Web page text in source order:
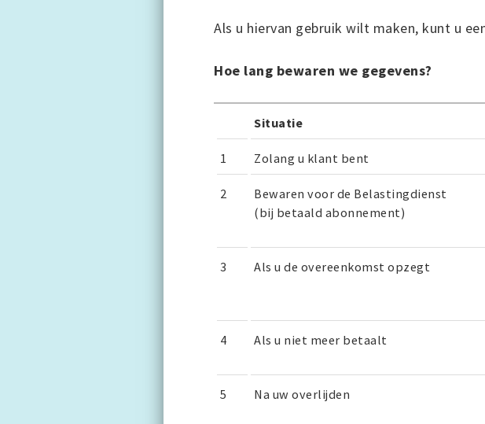
Als u hiervan gebruik wilt maken, kunt u
Hoe lang bewaren we gegevens?
Situatie
1 Zolang u klant bent
2
Bewaren voor de Belastingdienst
(bij betaald abonnement)
3 Als u de overeenkomst opzegt
4 Als u niet meer betaalt
5 Na uw overlijden